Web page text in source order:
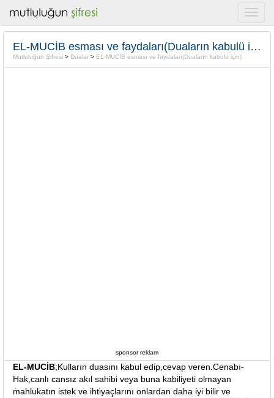
EL-MUCİB esması ve faydaları(Duaların kabulü için)
Mutluluğun Şifresi > Dualar > EL-MUCİB esması ve faydaları(Duaların kabulü için)
sponsor reklam
EL-MUCİB;Kulların duasını kabul edip,cevap veren.Cenabı-
Hak,canlı cansız akıl sahibi veya buna kabiliyeti olmayan
mahlukatın istek ve ihtiyaçlarını onlardan daha iyi bilir ve